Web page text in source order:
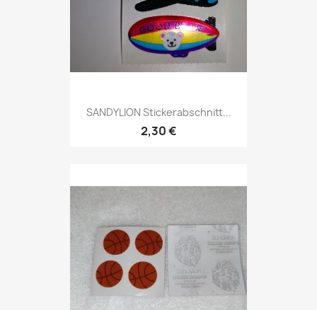
SANDYLION Stickerabschnitt...
2,30 €